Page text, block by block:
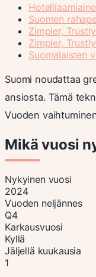
Suomen
Zimpler,
Zimpler,
Suomalaisten
Suomi noudattaa
ansiosta. Tämä
Vuoden
Mikä vuosi
Nykyinen vuosi
2024
Vuoden neljännes
Q4
Karkausvuosi
Kyllä
Jäljellä kuukausia
1